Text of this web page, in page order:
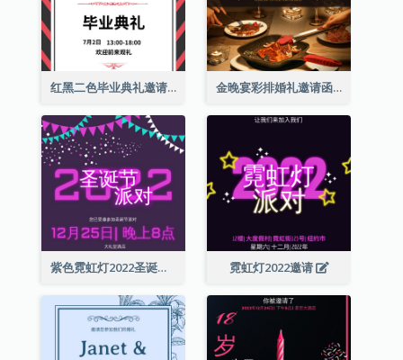
红黑二色毕业典礼邀请函 金晚宴彩排婚礼邀请函
紫色霓虹灯2022圣诞晚会邀请函 霓虹灯2022邀请